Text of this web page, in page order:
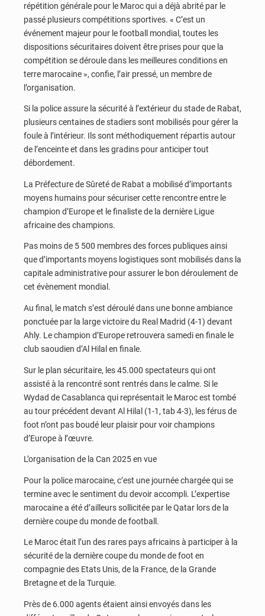
répétition générale pour le Maroc qui a déjà abrité par le
passé plusieurs compétitions sportives. « C’est un
événement majeur pour le football mondial, toutes les
dispositions sécuritaires doivent être prises pour que la
compétition se déroule dans les meilleures conditions en
terre marocaine », confie, l’air pressé, un membre de
l’organisation.
Si la police assure la sécurité à l’extérieur du stade de Rabat,
plusieurs centaines de stadiers sont mobilisés pour gérer la
foule à l’intérieur. Ils sont méthodiquement répartis autour
de l’enceinte et dans les gradins pour anticiper tout
débordement.
La Préfecture de Sûreté de Rabat a mobilisé d’importants
moyens humains pour sécuriser cette rencontre entre le
champion d’Europe et le finaliste de la dernière Ligue
africaine des champions.
Pas moins de 5 500 membres des forces publiques ainsi
que d’importants moyens logistiques sont mobilisés dans la
capitale administrative pour assurer le bon déroulement de
cet évènement mondial.
Au final, le match s’est déroulé dans une bonne ambiance
ponctuée par la large victoire du Real Madrid (4-1) devant
Ahly. Le champion d’Europe retrouvera samedi en finale le
club saoudien d’Al Hilal en finale.
Sur le plan sécuritaire, les 45.000 spectateurs qui ont
assisté à la rencontré sont rentrés dans le calme. Si le
Wydad de Casablanca qui représentait le Maroc est tombé
au tour précédent devant Al Hilal (1-1, tab 4-3), les férus de
foot n’ont pas boudé leur plaisir pour voir champions
d’Europe à l’œuvre.
L’organisation de la Can 2025 en vue
Pour la police marocaine, c’est une journée chargée qui se
termine avec le sentiment du devoir accompli. L’expertise
marocaine a été d’ailleurs sollicitée par le Qatar lors de la
dernière coupe du monde de football.
Le Maroc était l’un des rares pays africains à participer à la
sécurité de la dernière coupe du monde de foot en
compagnie des Etats Unis, de la France, de la Grande
Bretagne et de la Turquie.
Près de 6.000 agents étaient ainsi envoyés dans les